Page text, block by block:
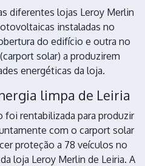
diferentes lojas Leroy Merlin
instaladas no
do edifício e outra no
carport solar) a produzirem
energéticas da loja.
limpa de Leiria
foi rentabilizada para produzir
com o carport solar
proteção a 78 veículos no
loja Leroy Merlin de Leiria. A